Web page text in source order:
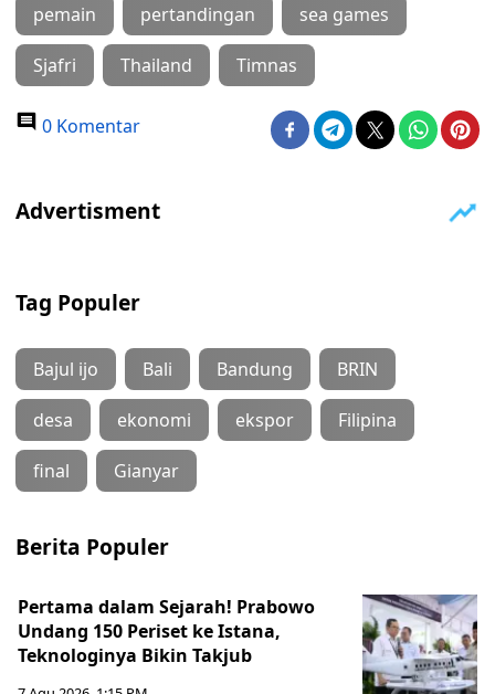
pemain pertandingan sea games
Sjafri Thailand Timnas
0 Komentar
Tag Populer
Bajul ijo Bali Bandung BRIN
desa ekonomi ekspor Filipina
final Gianyar
Berita Populer
Pertama dalam Sejarah! Prabowo
Undang 150 Periset ke Istana,
Teknologinya Bikin Takjub